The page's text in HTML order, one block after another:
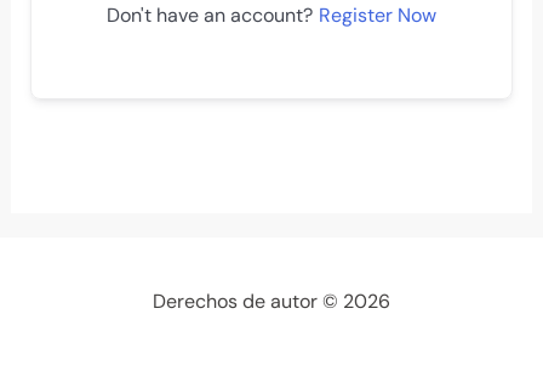
Don't have an account? Register Now
Derechos de autor © 2026